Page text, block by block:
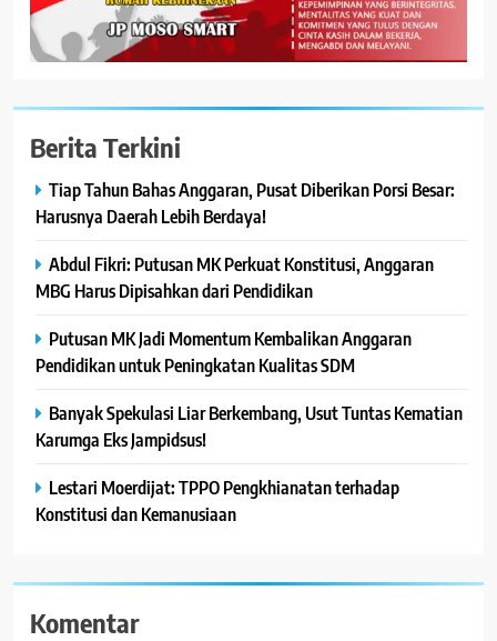
Berita Terkini
Tiap Tahun Bahas Anggaran, Pusat Diberikan Porsi Besar:
Harusnya Daerah Lebih Berdaya!
Abdul Fikri: Putusan MK Perkuat Konstitusi, Anggaran
MBG Harus Dipisahkan dari Pendidikan
Putusan MK Jadi Momentum Kembalikan Anggaran
Pendidikan untuk Peningkatan Kualitas SDM
Banyak Spekulasi Liar Berkembang, Usut Tuntas Kematian
Karumga Eks Jampidsus!
Lestari Moerdijat: TPPO Pengkhianatan terhadap
Konstitusi dan Kemanusiaan
Komentar